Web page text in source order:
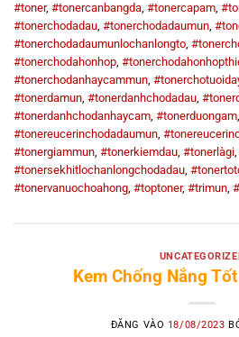
#toner, #tonercanbangda, #tonercapam,
#tonerchodadau, #tonerchodadaumun,
#tonerchodadaumunlochanlongto,
#tonerchodahonhop,
#tonerchodanhaycammun,
#tonerdamun, #tonerdanhchodadau,
#tonerdanhchodanhaycam, #tonerduongam,
#tonereucerinchodadaumun,
#tonergiammun, #tonerkiemdau, #tonerlàgi,
#tonersekhitlochanlongchodadau,
#tonervanuochoahong, #toptoner, #trimun,
Kem Chống Nắng
ĐĂNG VÀO 18/08/2023